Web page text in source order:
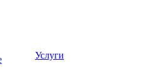
Услуги